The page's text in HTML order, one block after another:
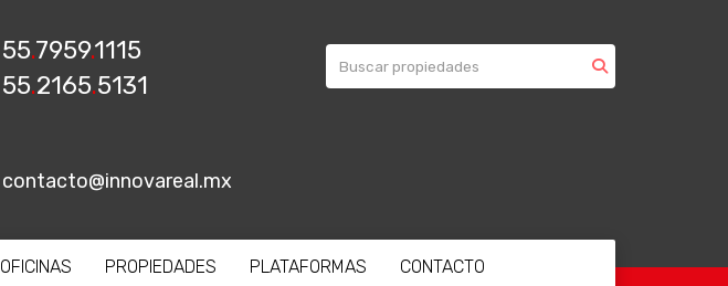
55.7959.1115
55.2165.5131
contacto@innovareal.mx
OFICINAS PROPIEDADES PLATAFORMAS CONTACTO